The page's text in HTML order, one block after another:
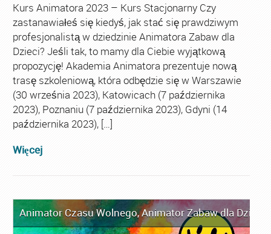
Kurs Animatora 2023 – Kurs Stacjonarny Czy
zastanawiałeś się kiedyś, jak stać się prawdziwym
profesjonalistą w dziedzinie Animatora Zabaw dla
Dzieci? Jeśli tak, to mamy dla Ciebie wyjątkową
propozycję! Akademia Animatora prezentuje nową
trasę szkoleniową, która odbędzie się w Warszawie
(30 września 2023), Katowicach (7 października
2023), Poznaniu (7 października 2023), Gdyni (14
października 2023), […]
Więcej
Animator Czasu Wolnego,Animator Zabaw dla Dzieci